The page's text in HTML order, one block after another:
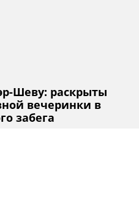
Шеву: раскрыты
вечеринки в
забега